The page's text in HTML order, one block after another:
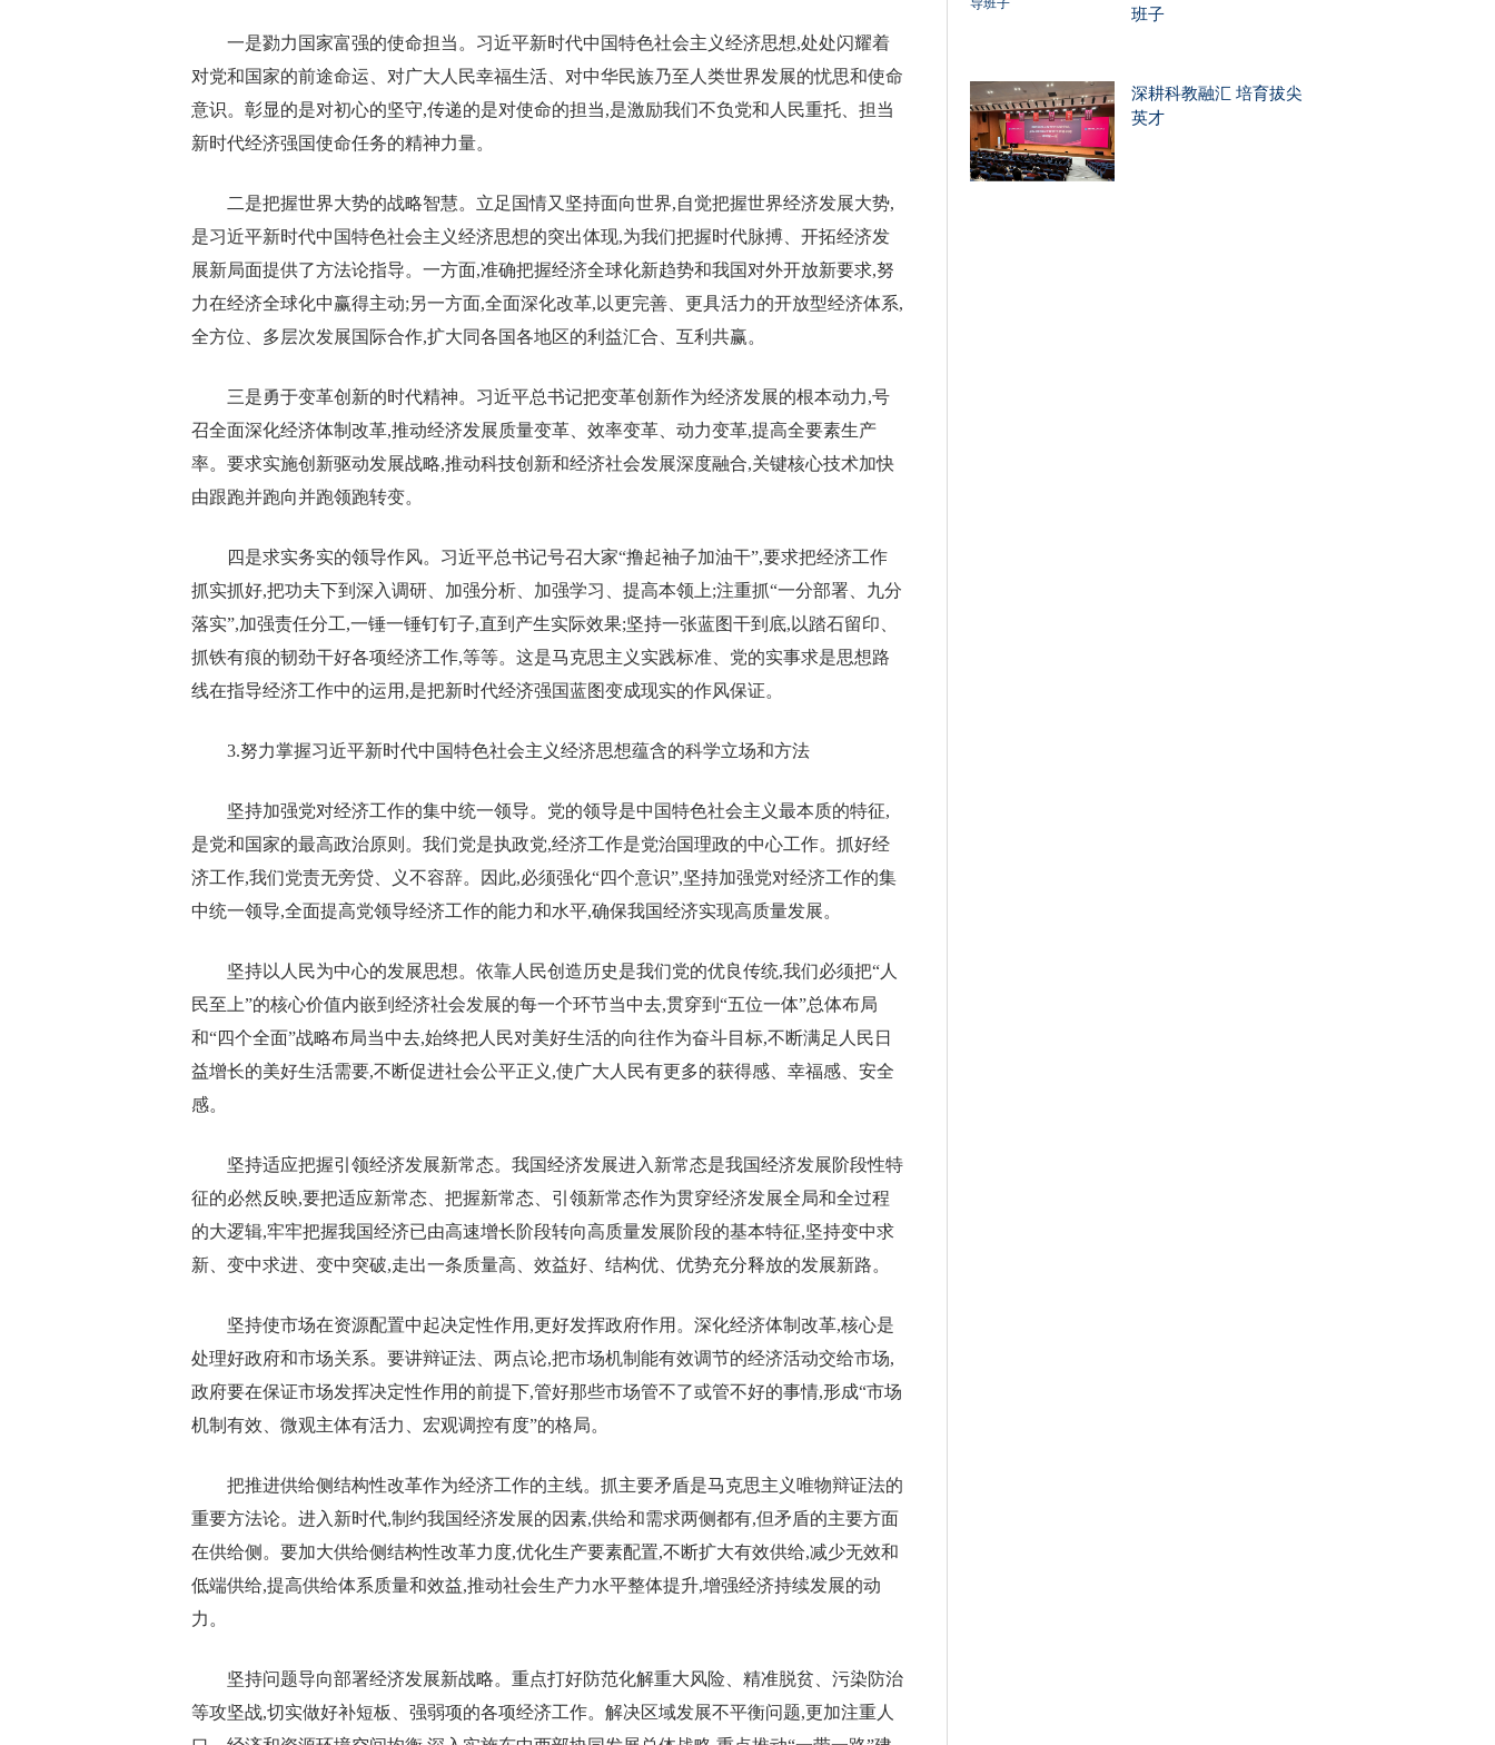
一是勠力国家富强的使命担当。习近平新时代中国特色社会主义经济思想,处处闪耀着
对党和国家的前途命运、对广大人民幸福生活、对中华民族乃至人类世界发展的忧思和使命
意识。彰显的是对初心的坚守,传递的是对使命的担当,是激励我们不负党和人民重托、担当
新时代经济强国使命任务的精神力量。
二是把握世界大势的战略智慧。立足国情又坚持面向世界,自觉把握世界经济发展大势,
是习近平新时代中国特色社会主义经济思想的突出体现,为我们把握时代脉搏、开拓经济发
展新局面提供了方法论指导。一方面,准确把握经济全球化新趋势和我国对外开放新要求,努
力在经济全球化中赢得主动;另一方面,全面深化改革,以更完善、更具活力的开放型经济体系,
全方位、多层次发展国际合作,扩大同各国各地区的利益汇合、互利共赢。
三是勇于变革创新的时代精神。习近平总书记把变革创新作为经济发展的根本动力,号
召全面深化经济体制改革,推动经济发展质量变革、效率变革、动力变革,提高全要素生产
率。要求实施创新驱动发展战略,推动科技创新和经济社会发展深度融合,关键核心技术加快
由跟跑并跑向并跑领跑转变。
四是求实务实的领导作风。习近平总书记号召大家“撸起袖子加油干”,要求把经济工作
抓实抓好,把功夫下到深入调研、加强分析、加强学习、提高本领上;注重抓“一分部署、九分
落实”,加强责任分工,一锤一锤钉钉子,直到产生实际效果;坚持一张蓝图干到底,以踏石留印、
抓铁有痕的韧劲干好各项经济工作,等等。这是马克思主义实践标准、党的实事求是思想路
线在指导经济工作中的运用,是把新时代经济强国蓝图变成现实的作风保证。
3.努力掌握习近平新时代中国特色社会主义经济思想蕴含的科学立场和方法
坚持加强党对经济工作的集中统一领导。党的领导是中国特色社会主义最本质的特征,
是党和国家的最高政治原则。我们党是执政党,经济工作是党治国理政的中心工作。抓好经
济工作,我们党责无旁贷、义不容辞。因此,必须强化“四个意识”,坚持加强党对经济工作的集
中统一领导,全面提高党领导经济工作的能力和水平,确保我国经济实现高质量发展。
坚持以人民为中心的发展思想。依靠人民创造历史是我们党的优良传统,我们必须把“人
民至上”的核心价值内嵌到经济社会发展的每一个环节当中去,贯穿到“五位一体”总体布局
和“四个全面”战略布局当中去,始终把人民对美好生活的向往作为奋斗目标,不断满足人民日
益增长的美好生活需要,不断促进社会公平正义,使广大人民有更多的获得感、幸福感、安全
感。
坚持适应把握引领经济发展新常态。我国经济发展进入新常态是我国经济发展阶段性特
征的必然反映,要把适应新常态、把握新常态、引领新常态作为贯穿经济发展全局和全过程
的大逻辑,牢牢把握我国经济已由高速增长阶段转向高质量发展阶段的基本特征,坚持变中求
新、变中求进、变中突破,走出一条质量高、效益好、结构优、优势充分释放的发展新路。
坚持使市场在资源配置中起决定性作用,更好发挥政府作用。深化经济体制改革,核心是
处理好政府和市场关系。要讲辩证法、两点论,把市场机制能有效调节的经济活动交给市场,
政府要在保证市场发挥决定性作用的前提下,管好那些市场管不了或管不好的事情,形成“市场
机制有效、微观主体有活力、宏观调控有度”的格局。
把推进供给侧结构性改革作为经济工作的主线。抓主要矛盾是马克思主义唯物辩证法的
重要方法论。进入新时代,制约我国经济发展的因素,供给和需求两侧都有,但矛盾的主要方面
在供给侧。要加大供给侧结构性改革力度,优化生产要素配置,不断扩大有效供给,减少无效和
低端供给,提高供给体系质量和效益,推动社会生产力水平整体提升,增强经济持续发展的动
力。
坚持问题导向部署经济发展新战略。重点打好防范化解重大风险、精准脱贫、污染防治
等攻坚战,切实做好补短板、强弱项的各项经济工作。解决区域发展不平衡问题,更加注重人
班子
深耕科教融汇 培育拔尖
英才